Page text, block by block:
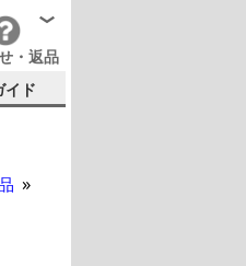
・返品
イド